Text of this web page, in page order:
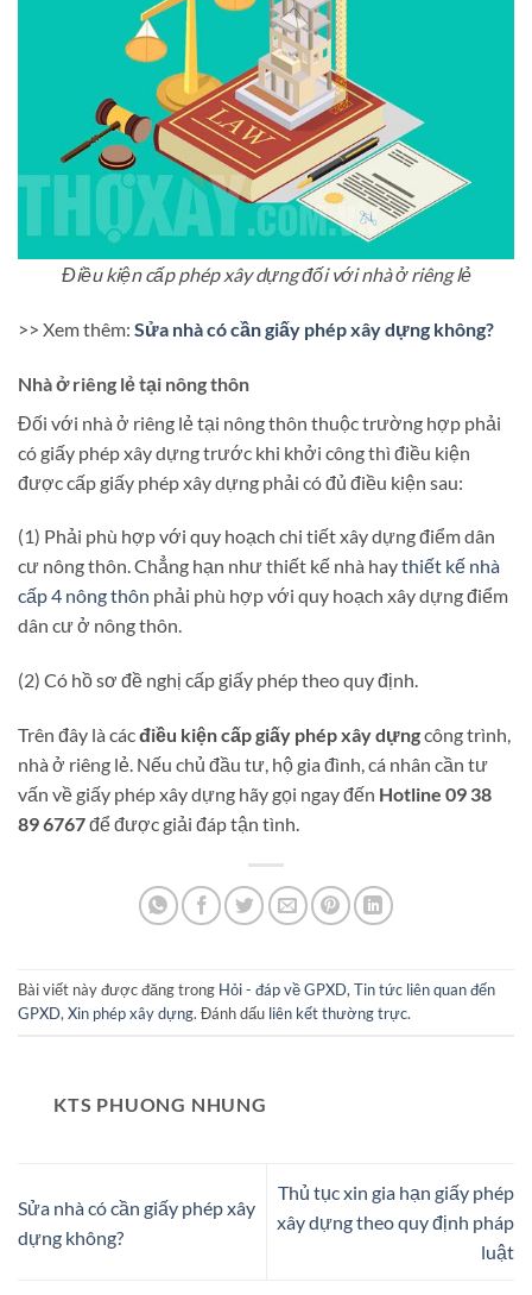
Điều kiện cấp phép xây dựng đối với nhà ở riêng lẻ
>> Xem thêm: Sửa nhà có cần giấy phép xây dựng không?
Nhà ở riêng lẻ tại nông thôn
Đối với nhà ở riêng lẻ tại nông thôn thuộc trường hợp phải
có giấy phép xây dựng trước khi khởi công thì điều kiện
được cấp giấy phép xây dựng phải có đủ điều kiện sau:
(1) Phải phù hợp với quy hoạch chi tiết xây dựng điểm dân
cư nông thôn. Chẳng hạn như thiết kế nhà haythiết kế nhà
cấp 4 nông thôn phải phù hợp với quy hoạch xây dựng điểm
dân cư ở nông thôn.
(2) Có hồ sơ đề nghị cấp giấy phép theo quy định.
Trên đây là cácđiều kiện cấp giấy phép xây dựngcông trình,
nhà ở riêng lẻ. Nếu chủ đầu tư, hộ gia đình, cá nhân cần tư
vấn về giấy phép xây dựng hãy gọi ngay đến Hotline 09 38
89 6767để được giải đáp tận tình.
Bài viết này được đăng trong Hỏi - đáp về GPXD,Tin tức liên quan đến
GPXD,Xin phép xây dựng. Đánh dấu liên kết thường trực.
KTS PHUONG NHUNG
Sửa nhà có cần giấy phép xây
dựng không?
Thủ tục xin gia hạn giấy phép
xây dựng theo quy định pháp
luật